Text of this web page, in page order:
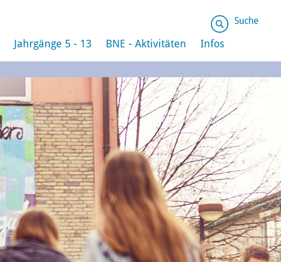
Jahrgänge 5 - 13 BNE - Aktivitäten Infos
Suche